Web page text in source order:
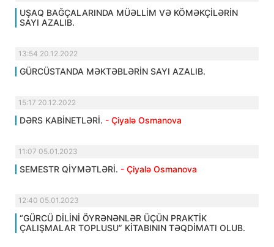
UŞAQ BAĞÇALARINDA MÜƏLLİM VƏ KÖMƏKÇİLƏRİN
SAYI AZALIB.
13:54 20.12.2022
GÜRCÜSTANDA MƏKTƏBLƏRİN SAYI AZALIB.
15:17 20.12.2022
DƏRS KABİNETLƏRİ. - Çiyalə Osmanova
11:07 05.01.2023
SEMESTR QİYMƏTLƏRİ. - Çiyalə Osmanova
12:40 05.01.2023
“GÜRCÜ DİLİNİ ÖYRƏNƏNLƏR ÜÇÜN PRAKTİK
ÇALIŞMALAR TOPLUSU” KİTABININ TƏQDİMATI OLUB.